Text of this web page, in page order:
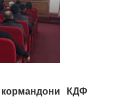
КДФ